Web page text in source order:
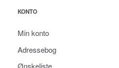
KONTO
Min konto
Adressebog
Ønskeliste